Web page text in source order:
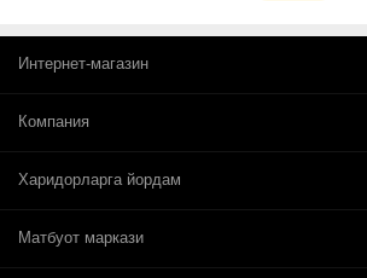
Интернет-магазин
Компания
Харидорларга йордам
Матбуот маркази